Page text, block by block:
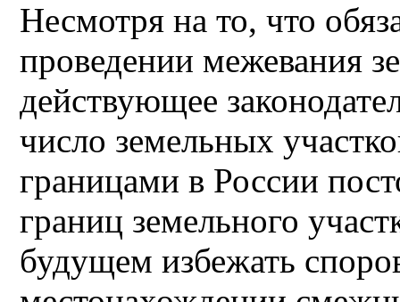
Несмотря на то, что
проведении межевания
действующее
число земельных
границами в России
границ земельного
будущем избежать